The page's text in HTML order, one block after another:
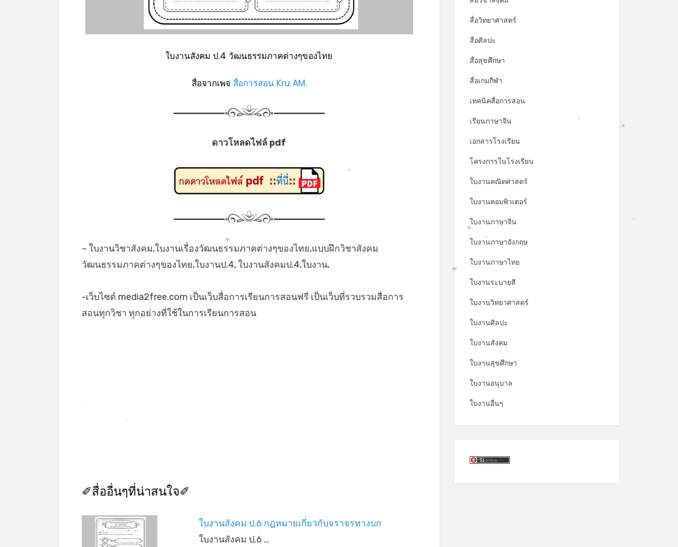
ใบงานสังคม ป.4 วัฒนธรรมภาคต่างๆของไทย
สื่อจากเพจ สื่อการสอน Kru AM.
ดาวโหลดไฟล์ pdf
– ใบงานวิชาสังคม,ใบงานเรื่องวัฒนธรรมภาคต่างๆของไทย,แบบฝึกวิชาสังคม
วัฒนธรรมภาคต่างๆของไทย,ใบงานป.4, ใบงานสังคมป.4,ใบงาน,
-เว็บไซต์ media2free.com เป็นเว็บสื่อการเรียนการสอนฟรี เป็นเว็บที่รวบรวมสื่อการ
สอนทุกวิชา ทุกอย่างที่ใช้ในการเรียนการสอน
✐สื่ออื่นๆที่น่าสนใจ✐
ใบงานสังคม ป.6 กฎหมายเกี่ยวกับจราจรทางบก
ใบงานสังคม ป.6 …
สื่อวิทยาศาสตร์
สื่อศิลปะ
สื่อสุขศึกษา
สื่อเกมกีฬา
เทคนิคสื่อการสอน
เรียนภาษาจีน
เอกสารโรงเรียน
โครงการในโรงเรียน
ใบงานคณิตศาสตร์
ใบงานคอมพิวเตอร์
ใบงานภาษาจีน
ใบงานภาษาอังกฤษ
ใบงานภาษาไทย
ใบงานระบายสี
ใบงานวิทยาศาสตร์
ใบงานศิลปะ
ใบงานสังคม
ใบงานสุขศึกษา
ใบงานอนุบาล
ใบงานอื่นๆ
*
*
*
*